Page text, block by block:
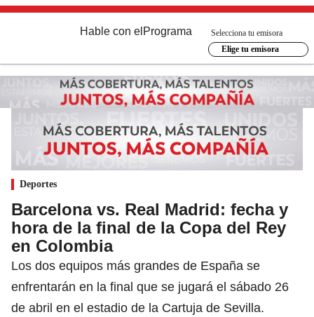
Hable con el Programa
Selecciona tu emisora
Elige tu emisora
Deportes
Barcelona vs. Real Madrid: fecha y
hora de la final de la Copa del Rey
en Colombia
Los dos equipos más grandes de España se
enfrentarán en la final que se jugará el sábado 26
de abril en el estadio de la Cartuja de Sevilla.